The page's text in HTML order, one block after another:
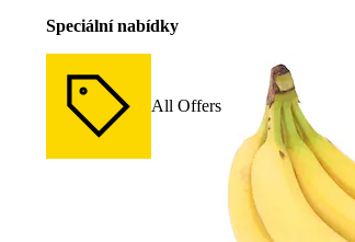
Speciální nabídky
All Offers